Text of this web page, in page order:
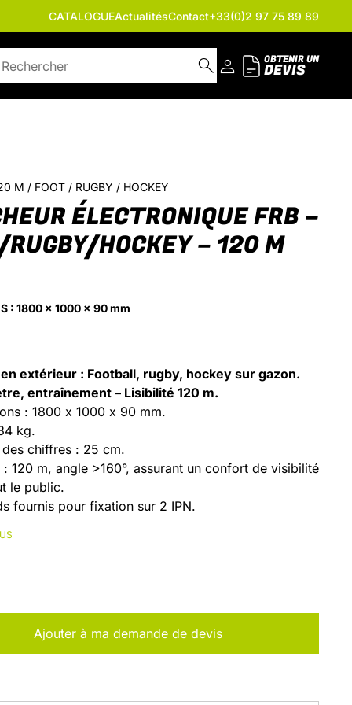
CATALOGUEActualitésContact+33(0)2 97 75 89 89
OBTENIR UN
DEVIS
M / FOOT / RUGBY / HOCKEY
ÉLECTRONIQUE FRB –
HOCKEY – 120 M
: 1800 x 1000 x 90 mm
extérieur : Football, rugby, hockey sur gazon.
entraînement – Lisibilité 120 m.
: 1800 x 1000 x 90 mm.
kg.
des chiffres : 25 cm.
: 120 m, angle >160°, assurant un confort de visibilité
le public.
fournis pour fixation sur 2 IPN.
x 2 chiffres rouges (25 cm).
Heure : 4 chiffres rouges (25 cm + points
en dehors des matchs.
AVEC :
Ajouter à ma demande de devis